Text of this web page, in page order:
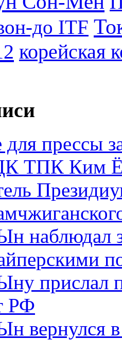
до ITF
корейская
для прессы
ТПК Ким
наблюдал
прислал
РФ
вернулся